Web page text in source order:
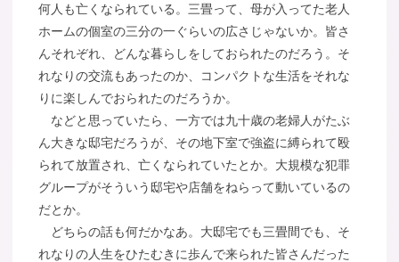
何人も亡くなられている。三畳って、母が入ってた老人
ホームの個室の三分の一ぐらいの広さじゃないか。皆さ
んそれぞれ、どんな暮らしをしておられたのだろう。そ
れなりの交流もあったのか、コンパクトな生活をそれな
りに楽しんでおられたのだろうか。
などと思っていたら、一方では九十歳の老婦人がたぶ
ん大きな邸宅だろうが、その地下室で強盗に縛られて殴
られて放置され、亡くなられていたとか。大規模な犯罪
グループがそういう邸宅や店舗をねらって動いているの
だとか。
どちらの話も何だかなあ。大邸宅でも三畳間でも、そ
れなりの人生をひたむきに歩んで来られた皆さんだった